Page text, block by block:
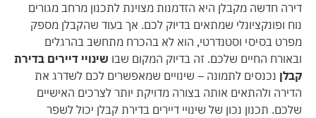
דירה חדשה מקבלן היא הזדמנות מצוינת לתכנון מרחב מגורים
נוח ופונקציונלי שמתאים בדיוק לכם. אך בעוד שהקבלן מספק
מפרט בסיסי וסטנדרטי, הוא לא בהכרח מתחשב בהרגלים
ובאורח החיים שלכם. זה בדיוק המקום שבו שינויי דיירים בדירת
קבלן נכנסים לתמונה – שינויים שמאפשרים לכם לשדרג את
הדירה ולהתאים אותה בצורה מדויקת יותר לצרכים האישיים
שלכם. תכנון נכון של שינויי דיירים בדירת קבלן יכול לשפר